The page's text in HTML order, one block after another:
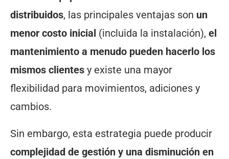
distribuidos, las principales ventajas son un
menor costo inicial (incluida la instalación), el
mantenimiento a menudo pueden hacerlo los
mismos clientes y existe una mayor
flexibilidad para movimientos, adiciones y
cambios.
Sin embargo, esta estrategia puede producir
complejidad de gestión y una disminución en